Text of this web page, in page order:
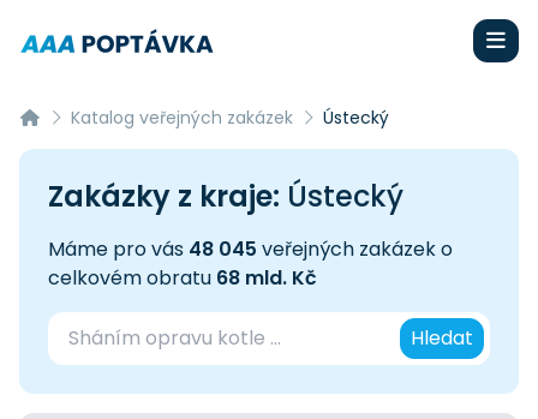
Katalog veřejných zakázek Ústecký
Zakázky z kraje: Ústecký
Máme pro vás 48 045 veřejných zakázek o
celkovém obratu 68 mld. Kč
Hledat